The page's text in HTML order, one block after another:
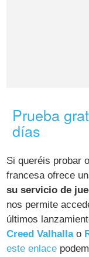
Prueba
días
Si queréis probar
francesa ofrece
su servicio de
nos permite
últimos
Creed Valhallao
este enlace